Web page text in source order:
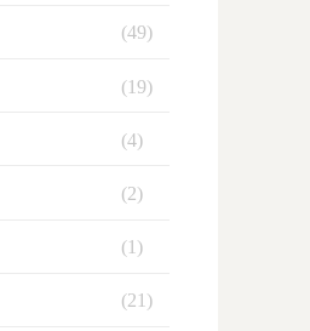
(49)
(19)
(4)
(2)
(1)
(21)